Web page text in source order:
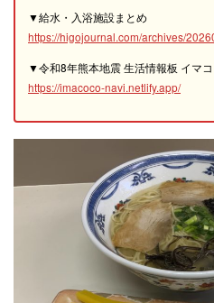
▼給水・入浴施設まとめ
https://higojournal.com/archives/
▼令和8年熊本地震 生活情報板 イマ
https://imacoco-navi.netlify.app/